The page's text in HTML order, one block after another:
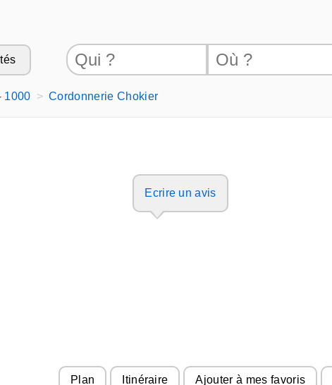
1000 Cordonnerie Chokier
Ecrire un avis
Plan Itinéraire Ajouter à mes favoris